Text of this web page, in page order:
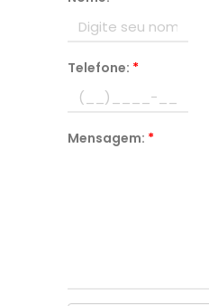
Telefone: *
Mensagem: *